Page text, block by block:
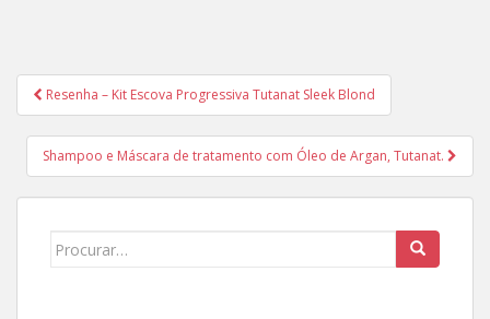
Navegação
de
Post
Resenha – Kit Escova Progressiva Tutanat Sleek Blond
Shampoo e Máscara de tratamento com Óleo de Argan, Tutanat.
Search